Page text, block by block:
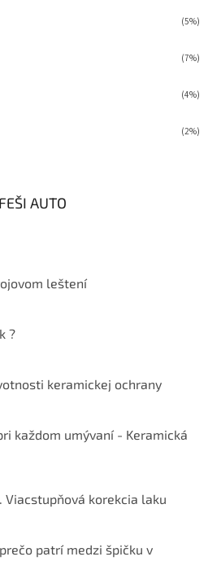
(5%)
(7%)
(4%)
(2%)
AUTO
leštení
?
keramickej ochrany
každom umývaní - Keramická
Viacstupňová korekcia laku
patrí medzi špičku v